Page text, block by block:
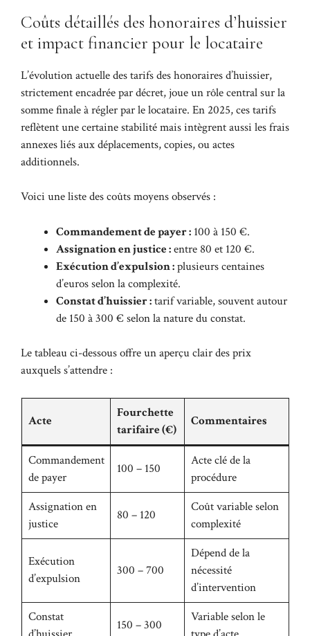
Coûts détaillés des honoraires d’huissier
et impact financier pour le locataire
L’évolution actuelle des tarifs des honoraires d’huissier,
strictement encadrée par décret, joue un rôle central sur la
somme finale à régler par le locataire. En 2025, ces tarifs
reflètent une certaine stabilité mais intègrent aussi les frais
annexes liés aux déplacements, copies, ou actes
additionnels.
Voici une liste des coûts moyens observés :
Commandement de payer : 100 à 150 €.
Assignation en justice :entre 80 et 120 €.
Exécution d’expulsion :plusieurs centaines
d’euros selon la complexité.
Constat d’huissier :tarif variable, souvent autour
de 150 à 300 € selon la nature du constat.
Le tableau ci-dessous offre un aperçu clair des prix
auxquels s’attendre :
Acte
Fourchette
tarifaire (€)
Commentaires
Commandement
de payer
100 – 150
Acte clé de la
procédure
Assignation en
justice
80 – 120
Coût variable selon
complexité
Exécution
d’expulsion
300 – 700
Dépend de la
nécessité
d’intervention
Constat
150 – 300
Variable selon le